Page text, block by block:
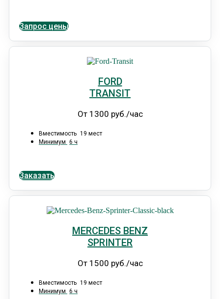
Запрос цены
FORD
TRANSIT
От 1300 руб./час
Вместимость 19 мест
Минимум 6 ч
Заказать
MERCEDES BENZ
SPRINTER
От 1500 руб./час
Вместимость 19 мест
Минимум 6 ч